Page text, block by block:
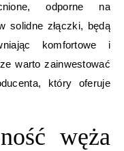
odporne na
solidne złączki, będą
komfortowe i
warto zainwestować
który oferuje
węża